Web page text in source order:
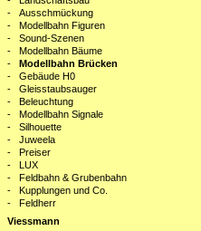
- Ausschmückung
- Modellbahn Figuren
- Sound-Szenen
- Modellbahn Bäume
- Modellbahn Brücken
- Gebäude H0
- Gleisstaubsauger
- Beleuchtung
- Modellbahn Signale
- Silhouette
- Juweela
- Preiser
- LUX
- Feldbahn & Grubenbahn
- Kupplungen und Co.
- Feldherr
Viessmann